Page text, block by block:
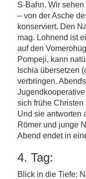
S-Bahn. Wir
– von der Asche
konserviert. Den
mag. Lohnend ist
auf den
Pompeji, kann
Ischia übersetzen
verbringen.
sich frühe Christen
Und sie antworten
Römer und junge
Abend endet in
4. Tag:
Blick in die Tiefe: